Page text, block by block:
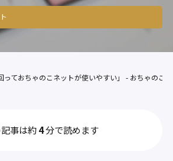
っておちゃのこネットが使いやすい」 - おちゃのこ
事は約4分で読めます